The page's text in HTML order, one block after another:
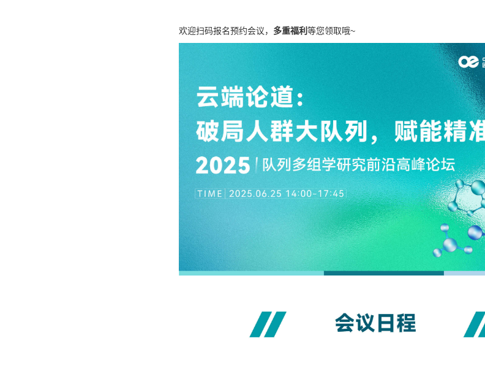
欢迎扫码报名预约会议， 多重福利 等您领取哦~